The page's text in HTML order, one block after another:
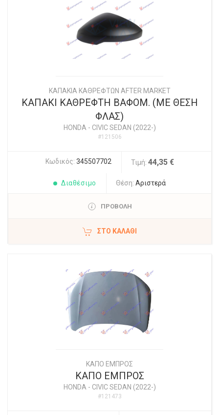
ΚΑΠΑΚΙΑ ΚΑΘΡΕΦΤΩΝ AFTER MARKET
ΚΑΠΑΚΙ ΚΑΘΡΕΦΤΗ ΒΑΦΟΜ. (ΜΕ ΘΕΣΗ
ΦΛΑΣ)
HONDA- CIVIC SEDAN (2022-)
#121506
Κωδικός: 345507702 Τιμή: 44,35 €
Διαθέσιμο Θέση: Αριστερά
ΠΡΟΒΟΛΗ
ΣΤΟ ΚΑΛΆΘΙ
ΚΑΠΟ ΕΜΠΡΟΣ
ΚΑΠΟ ΕΜΠΡΟΣ
HONDA- CIVIC SEDAN (2022-)
#121473